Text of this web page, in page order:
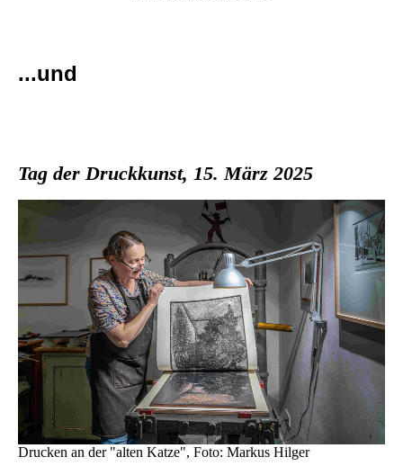
...und
Tag der Druckkunst, 15. März 2025
Drucken an der "alten Katze", Foto: Markus Hilger